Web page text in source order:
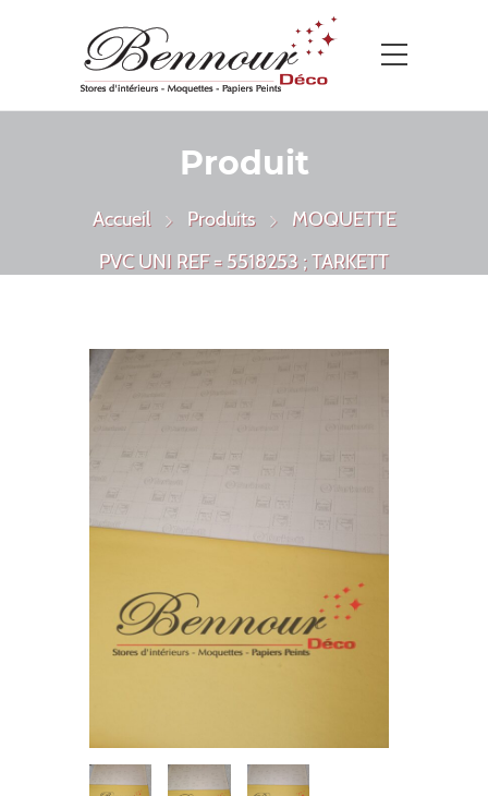
Produit
Accueil Produits
MOQUETTE
PVC UNI REF = 5518253 ; TARKETT